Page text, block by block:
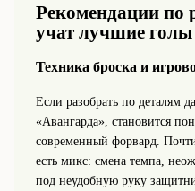
Рекомендации по
учат лучшие голы
Техника броска и
Если разобрать по деталям
«Авангарда», становится
современный форвард.
есть микс: смена темпа,
под неудобную руку